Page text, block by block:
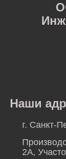
Наши
г. Санкт-
2А,